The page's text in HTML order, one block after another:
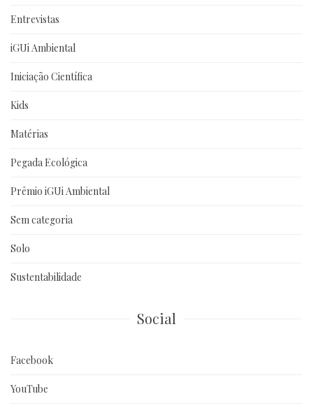
Entrevistas
iGUi Ambiental
Iniciação Científica
Kids
Matérias
Pegada Ecológica
Prêmio iGUi Ambiental
Sem categoria
Solo
Sustentabilidade
Social
Facebook
YouTube